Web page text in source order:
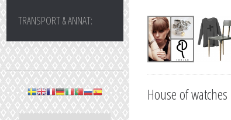
TRANSPORT & ANNAT:
House of watches